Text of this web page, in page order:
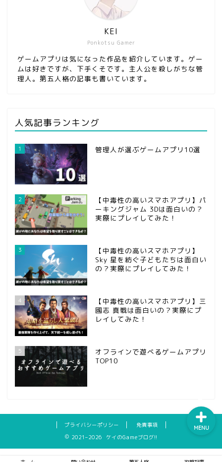
Ponkotsu Gamer
KEI
ゲームアプリは気になった作品を紹介しています。ゲー
ムは好きですが、下手くそです。主人公を殺しがちな管
理人。第五人格の記事も書いています。
人気記事ランキング
1 管理人が選ぶゲームアプリ10選
2
【中毒性の高いスマホアプリ】パ
ーキングジャム 3Dは面白いの？
実際にプレイしてみた！
3
【中毒性の高いスマホアプリ】
Sky 星を紡ぐ子どもたちは面白い
の？実際にプレイしてみた！
4
【中毒性の高いスマホアプリ】三
國志 真戦は面白いの？実際にプ
レイしてみた！
5
オフラインで遊べるゲームアプリ
TOP10
プライバシーポリシー
免責事項
2021–2026 ケイのGameブログ!!
MENU
問い合わせ